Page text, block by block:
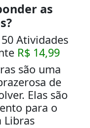
as
Atividades
R$ 14,99
são uma
de
Elas são
para o
Libras